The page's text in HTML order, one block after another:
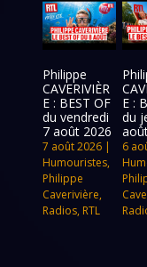
Philippe
CAVERIVIÈR
E : BEST OF
du vendredi
7 août 2026
7 août 2026 |
Humouristes,
Philippe
Caverivière,
Radios, RTL
E :
du
6